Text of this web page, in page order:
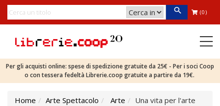
(0)
Per gli acquisti online: spese di spedizione gratuite da 25€ - Per i soci Coop
o con tessera fedeltà Librerie.coop gratuite a partire da 19€.
Home Arte Spettacolo Arte Una vita per l'arte